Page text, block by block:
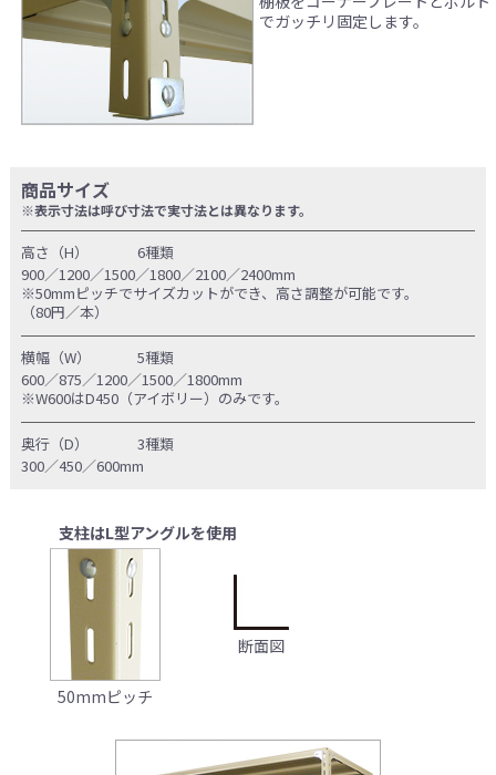
でガッチリ固定します。
商品サイズ
※表示寸法は呼び寸法で実寸法とは異なります。
高さ（H）
6種類
900／1200／1500／1800／2100／2400mm
※50mmピッチでサイズカットができ、高さ調整が可能です。
（80円／本）
横幅（W）
5種類
600／875／1200／1500／1800mm
※W600はD450（アイボリー）のみです。
奥行（D）
3種類
300／450／600mm
支柱はL型アングルを使用
50mmピッチ
断面図